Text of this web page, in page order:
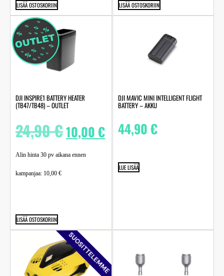
LISÄÄ OSTOSKORIIN LISÄÄ OSTOSKORIIN
DJI INSPIRE1 BATTERY HEATER
(TB47/TB48) – OUTLET
24,90€10,00€
Alin hinta 30 pv aikana ennen
kampanjaa: 10,00 €
LISÄÄ OSTOSKORIIN
DJI MAVIC MINI INTELLIGENT FLIGHT
BATTERY – AKKU
44,90€
LUE LISÄÄ
SUOSITTELEMME